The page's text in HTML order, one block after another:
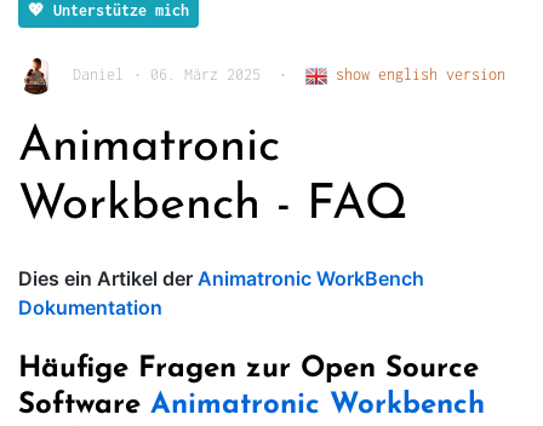
💖 Unterstütze mich
Daniel • 06. März 2025 • show english version
Animatronic
Workbench - FAQ
Dies ein Artikel der Animatronic WorkBench
Dokumentation
Häufige Fragen zur Open Source
Software Animatronic Workbench